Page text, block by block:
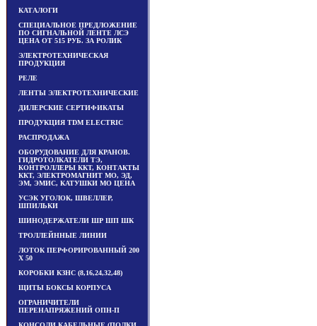
КАТАЛОГИ
СПЕЦИАЛЬНОЕ ПРЕДЛОЖЕНИЕ
ПО СИГНАЛЬНОЙ ЛЕНТЕ ЛСЭ
ЦЕНА ОТ 515 РУБ. ЗА РОЛИК
ЭЛЕКТРОТЕХНИЧЕСКАЯ
ПРОДУКЦИЯ
РЕЛЕ
ЛЕНТЫ ЭЛЕКТРОТЕХНИЧЕСКИЕ
ДИЛЕРСКИЕ СЕРТИФИКАТЫ
ПРОДУКЦИЯ TDM ЕLECTRIC
РАСПРОДАЖА
ОБОРУДОВАНИЕ ДЛЯ КРАНОВ.
ГИДРОТОЛКАТЕЛИ ТЭ,
КОНТРОЛЛЕРЫ ККТ, КОНТАКТЫ
ККТ, ЭЛЕКТРОМАГНИТ МО, ЭД,
ЭМ, ЭМИС, КАТУШКИ МО ЦЕНА
УСЭК УГОЛОК, ШВЕЛЛЕР,
ШПИЛЬКИ
ШИНОДЕРЖАТЕЛИ ШР ШП ШК
ТРОЛЛЕЙННЫЕ ЛИНИИ
ЛОТОК ПЕРФОРИРОВАННЫЙ 200
Х 50
КОРОБКИ КЗНС (8,16,24,32,48)
ЩИТЫ БОКСЫ КОРПУСА
ОГРАНИЧИТЕЛИ
ПЕРЕНАПРЯЖЕНИЙ ОПН-П